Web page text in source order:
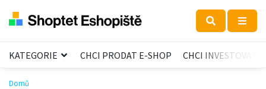
KATEGORIE CHCI PRODAT E-SHOP CHCI INVESTOVAT
Domů